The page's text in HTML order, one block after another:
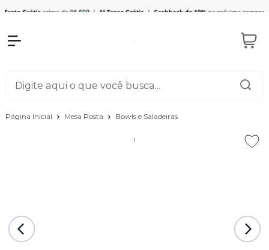
Página Inicial Mesa Posta Bowls e Saladeiras